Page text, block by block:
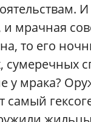
и мрачная
то его
сумеречных
у мрака?
самый